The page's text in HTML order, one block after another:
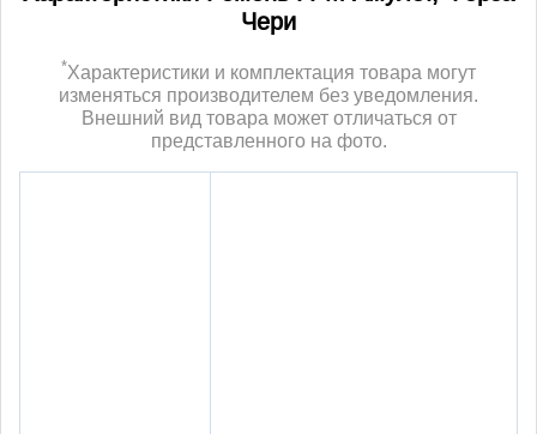
Чери
*Характеристики и комплектация товара могут
изменяться производителем без уведомления.
Внешний вид товара может отличаться от
представленного на фото.